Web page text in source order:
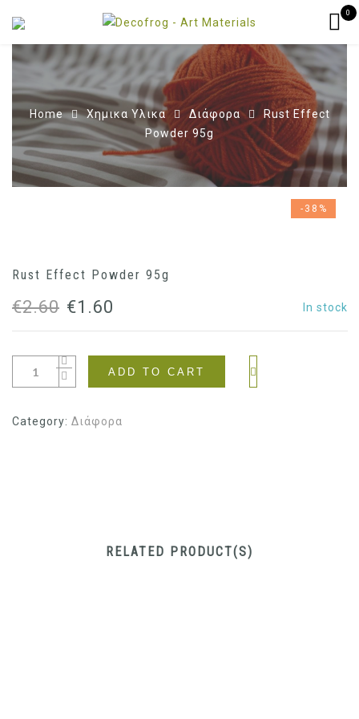
0
Home Χημικα Υλικα Διάφορα
Rust Effect
Powder 95g
-38%
Rust Effect Powder 95g
€2.60 Original
price
was:
€1.60
price
is:
In stock
ADD TO CART
Category: Διάφορα
RELATED PRODUCT(S)